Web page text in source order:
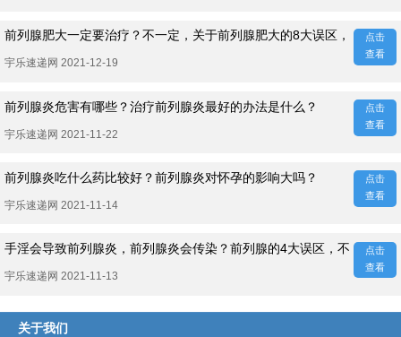
点击
查看
前列腺肥大一定要治疗？不一定，关于前列腺肥大的8大误区，
宇乐速递网 2021-12-19
点击
查看
前列腺炎危害有哪些？治疗前列腺炎最好的办法是什么？
宇乐速递网 2021-11-22
点击
查看
前列腺炎吃什么药比较好？前列腺炎对怀孕的影响大吗？
宇乐速递网 2021-11-14
点击
查看
手淫会导致前列腺炎，前列腺炎会传染？前列腺的4大误区，不
宇乐速递网 2021-11-13
关于我们